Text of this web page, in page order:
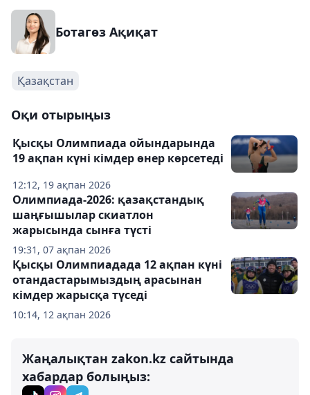
Ботагөз Ақиқат
Қазақстан
Оқи отырыңыз
12:12, 19 ақпан 2026
Қысқы Олимпиада ойындарында
19 ақпан күні кімдер өнер көрсетеді
19:31, 07 ақпан 2026
Олимпиада-2026: қазақстандық
шаңғышылар скиатлон
жарысында сынға түсті
10:14, 12 ақпан 2026
Қысқы Олимпиадада 12 ақпан күні
отандастарымыздың арасынан
кімдер жарысқа түседі
Жаңалықтан zakon.kz сайтында
хабардар болыңыз: